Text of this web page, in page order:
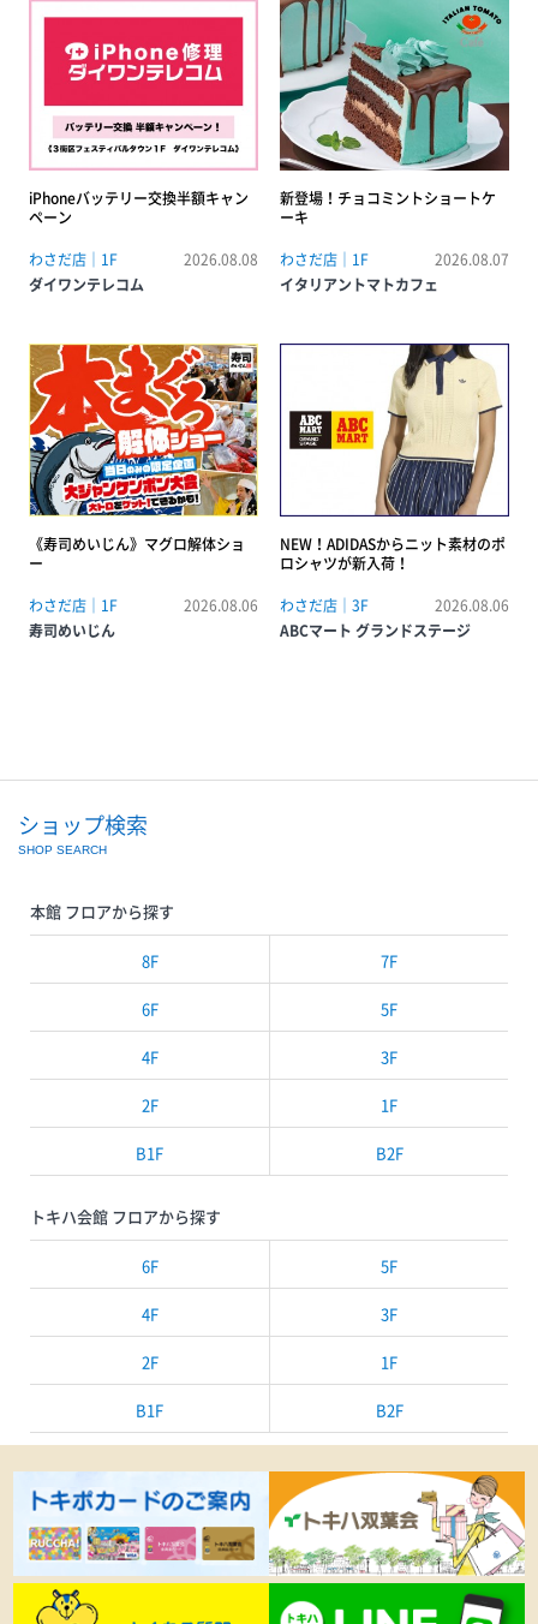
iPhoneバッテリー交換半額キャン
ペーン
わさだ店｜1F
2026.08.08
ダイワンテレコム
新登場！チョコミントショートケ
ーキ
わさだ店｜1F
2026.08.07
イタリアントマトカフェ
《寿司めいじん》マグロ解体ショ
ー
わさだ店｜1F
2026.08.06
寿司めいじん
NEW！ADIDASからニット素材のポ
ロシャツが新入荷！
わさだ店｜3F
2026.08.06
ABCマート グランドステージ
ショップ検索
SHOP SEARCH
本館 フロアから探す
8F 7F
6F 5F
4F 3F
2F 1F
B1F B2F
トキハ会館 フロアから探す
6F 5F
4F 3F
2F 1F
B1F B2F